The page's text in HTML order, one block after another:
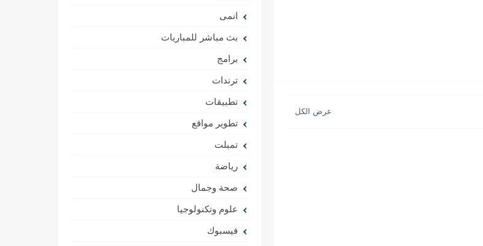
انمى
بث مباشر للمباريات
برامج
ترندات
تطبيقات
تطوير مواقع
تمبلت
رياضة
صحة وجمال
علوم وتكنولوجيا
فيسبوك